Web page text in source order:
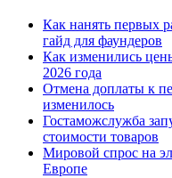
Как нанять первых
гайд для фаундеров
Как изменились
2026 года
Отмена доплаты к
изменилось
Гостаможслужба
стоимости товаров
Мировой спрос на
Европе